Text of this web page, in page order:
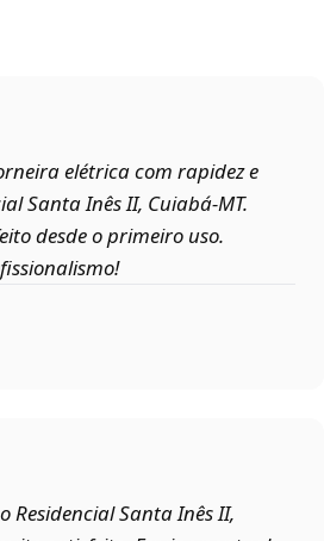
elétrica com rapidez e
Santa Inês II, Cuiabá‑MT.
desde o primeiro uso.
Residencial Santa Inês II,